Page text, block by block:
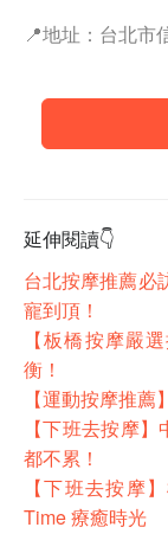
📍地址：台北市
延伸閱讀👇
台北按摩推薦必
寵到頂！
【板橋按摩嚴
衡！
【運動按摩推
【下班去按摩
都不累！
【下班去按摩
Time 療癒時光